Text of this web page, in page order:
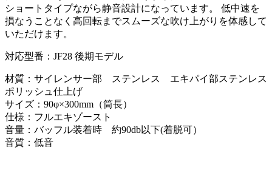
ショートタイプながら静音設計になっています。 低中速を
損なうことなく高回転までスムーズな吹け上がりを体感して
いただけます。
対応型番：JF28 後期モデル
材質：サイレンサー部 ステンレス エキパイ部ステンレス
ポリッシュ仕上げ
サイズ：90φ×300mm（筒長）
仕様：フルエキゾースト
音量：バッフル装着時 約90db以下(着脱可）
音質：低音